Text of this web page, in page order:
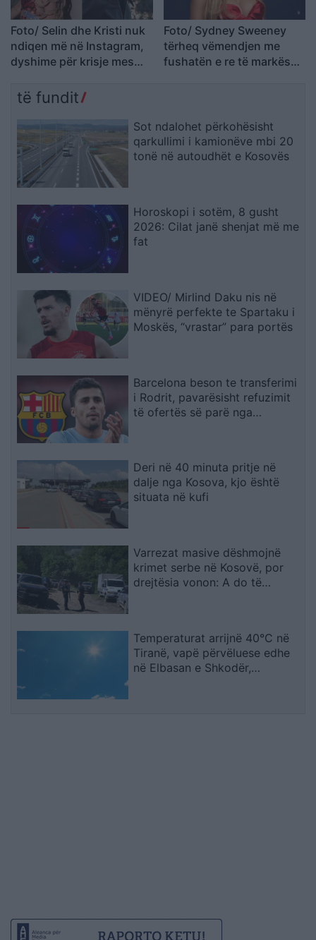
Foto/ Selin dhe Kristi nuk
ndiqen më në Instagram,
dyshime për krisje mes
VIP 5 dhe ish-banorit
Foto/ Sydney Sweeney
tërheq vëmendjen me
fushatën e re të markës
të fundit
Sot ndalohet përkohësisht
qarkullimi i kamionëve mbi 20
tonë në autoudhët e Kosovës
Horoskopi i sotëm, 8 gusht
2026: Cilat janë shenjat më me
fat
VIDEO/ Mirlind Daku nis në
mënyrë perfekte te Spartaku i
Moskës, “vrastar” para portës
Barcelona beson te transferimi
i Rodrit, pavarësisht refuzimit
të ofertës së parë nga
Deri në 40 minuta pritje në
dalje nga Kosova, kjo është
situata në kufi
Varrezat masive dëshmojnë
krimet serbe në Kosovë, por
drejtësia vonon: A do të
Temperaturat arrijnë 40°C në
Tiranë, vapë përvëluese edhe
në Elbasan e Shkodër,